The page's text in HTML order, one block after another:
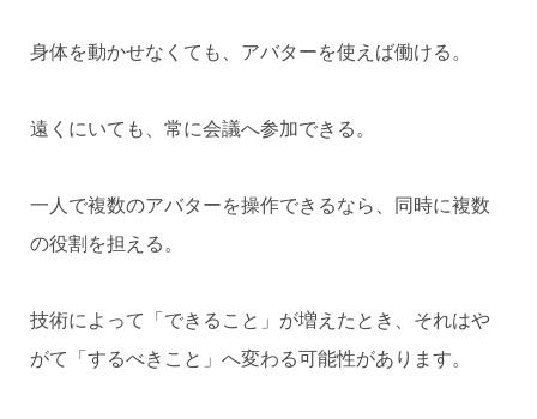
身体を動かせなくても、アバターを使えば働ける。
遠くにいても、常に会議へ参加できる。
一人で複数のアバターを操作できるなら、同時に複数
の役割を担える。
技術によって「できること」が増えたとき、それはや
がて「するべきこと」へ変わる可能性があります。